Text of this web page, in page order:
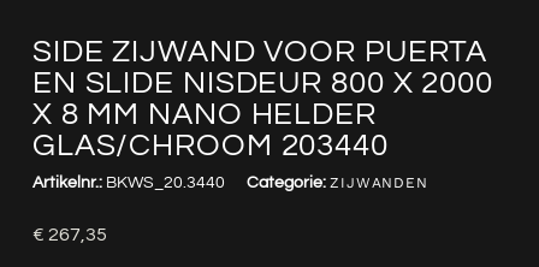
SIDE ZIJWAND VOOR PUERTA
EN SLIDE NISDEUR 800 X 2000
X 8 MM NANO HELDER
GLAS/CHROOM 203440
Artikelnr.: BKWS_20.3440 Categorie: ZIJWANDEN
€ 267,35